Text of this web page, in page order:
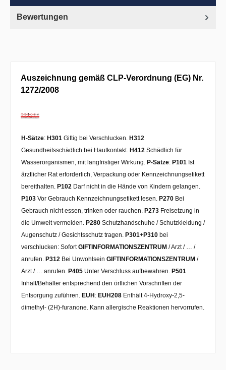
Bewertungen
Auszeichnung gemäß CLP-Verordnung (EG) Nr.
1272/2008
H-Sätze: H301 Giftig bei Verschlucken. H312
Gesundheitsschädlich bei Hautkontakt. H412 Schädlich für
Wasserorganismen, mit langfristiger Wirkung. P-Sätze: P101 Ist
ärztlicher Rat erforderlich, Verpackung oder Kennzeichnungsetikett
bereithalten. P102 Darf nicht in die Hände von Kindern gelangen.
P103 Vor Gebrauch Kennzeichnungsetikett lesen. P270 Bei
Gebrauch nicht essen, trinken oder rauchen. P273 Freisetzung in
die Umwelt vermeiden. P280 Schutzhandschuhe / Schutzkleidung /
Augenschutz / Gesichtsschutz tragen. P301+P310 bei
verschlucken: SofortGIFTINFORMATIONSZENTRUM / Arzt / … /
anrufen. P312 Bei Unwohlsein GIFTINFORMATIONSZENTRUM /
Arzt / … anrufen. P405 Unter Verschluss aufbewahren. P501
Inhalt/Behälter entsprechend den örtlichen Vorschriften der
Entsorgung zuführen. EUH : EUH208 Enthält 4-Hydroxy-2,5-
dimethyl- (2H)-furanone. Kann allergische Reaktionen hervorrufen.